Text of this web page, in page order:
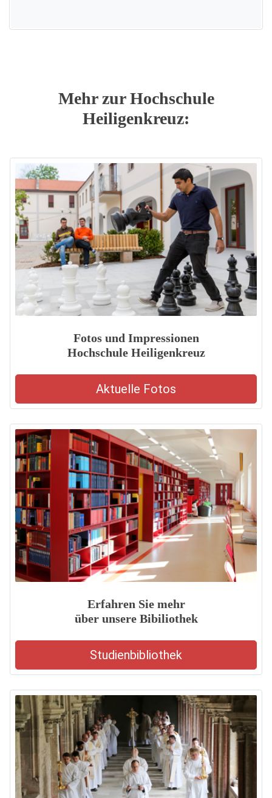
Mehr zur Hochschule
Heiligenkreuz:
Fotos und Impressionen
Hochschule Heiligenkreuz
Aktuelle Fotos
Erfahren Sie mehr
über unsere Bibiliothek
Studienbibliothek